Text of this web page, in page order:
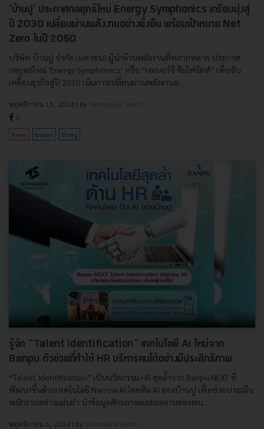
'บ้านปู' ประกาศกลยุทธ์ใหม่ Energy Symphonics เตรียมมุ่งสู่
ปี 2030 เปลี่ยนผ่านพลังงานอย่างยั่งยืน พร้อมเป้าหมาย Net
Zero ในปี 2050
บริษัท บ้านปู จำกัด (มหาชน) ผู้นำด้านพลังงานที่หลากหลาย ประกาศ
กลยุทธ์ใหม่ 'Energy Symphonics' หรือ “เอเนอร์จี ซิมโฟนิกส์” เพื่อขับ
เคลื่อนธุรกิจสู่ปี 2030 เน้นการเปลี่ยนผ่านพลังงานอ...
พฤศจิกายน 15, 2024 | By Techsauce Team
0
News banpu บ้านปู
รู้จัก “Talent Identification” เทคโนโลยี AI ใหม่จาก
Banpu ตัวช่วยที่ทำให้ HR บริหารคนได้อย่างมีประสิทธิภาพ
“Talent Identification” เป็นนวัตกรรม HR สุดล้ำจาก Banpu NEXT ที่
พัฒนาขึ้นด้วยเทคโนโลยี Narrow AI โดยทีม AI ของบ้านปู เพื่อช่วยประเมิน
พนักงานอย่างแม่นยำ นำข้อมูลศักยภาพและผลงานของพน...
พฤศจิกายน 6, 2024 | By Techsauce Team